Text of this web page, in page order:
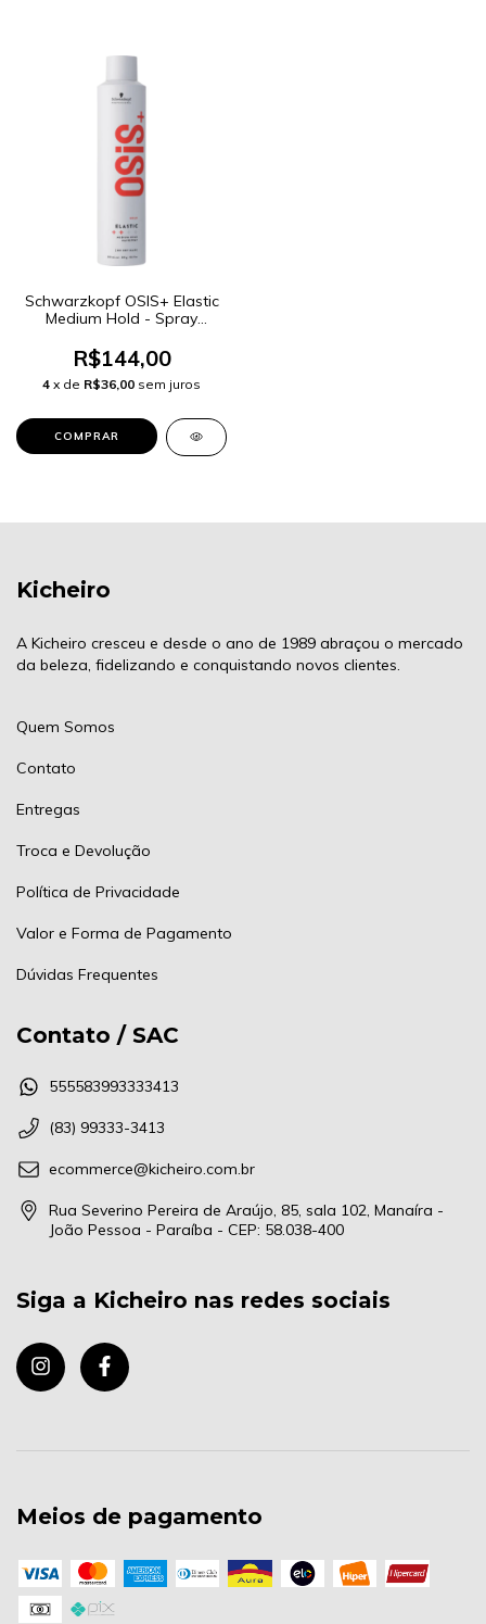
Schwarzkopf OSIS+ Elastic
Medium Hold - Spray
R$144,00
4 x de R$36,00 sem juros
Kicheiro
A Kicheiro cresceu e desde o ano de 1989 abraçou o mercado
da beleza, fidelizando e conquistando novos clientes.
Quem Somos
Contato
Entregas
Troca e Devolução
Política de Privacidade
Valor e Forma de Pagamento
Dúvidas Frequentes
Contato / SAC
555583993333413
(83) 99333-3413
ecommerce@kicheiro.com.br
Rua Severino Pereira de Araújo, 85, sala 102, Manaíra -
João Pessoa - Paraíba - CEP: 58.038-400
Siga a Kicheiro nas redes sociais
Meios de pagamento